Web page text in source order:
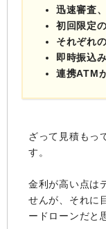
迅速審査
初回限定
それぞれ
即時振込
連携ATM
ざって見積もっ
す。
金利が高い点は
せんが、それに
ードローンだと